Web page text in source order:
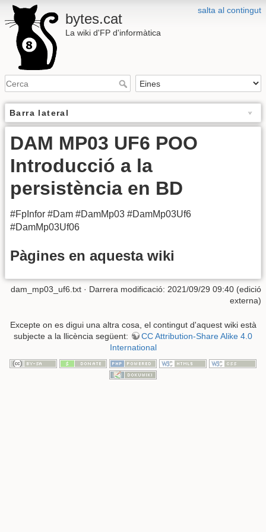
salta al contingut
bytes.cat
La wiki d'FP d'informàtica
Barra lateral
DAM MP03 UF6 POO
Introducció a la
persistència en BD
#FpInfor #Dam #DamMp03 #DamMp03Uf6
#DamMp03Uf06
Pàgines en aquesta wiki
dam_mp03_uf6.txt · Darrera modificació: 2021/09/29 09:40 (edició
externa)
Excepte on es digui una altra cosa, el contingut d'aquest wiki està
subjecte a la llicència següent:
CC Attribution-Share Alike 4.0
International